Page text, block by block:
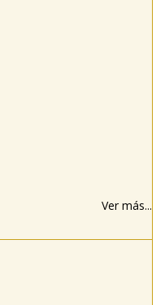
Ver más...